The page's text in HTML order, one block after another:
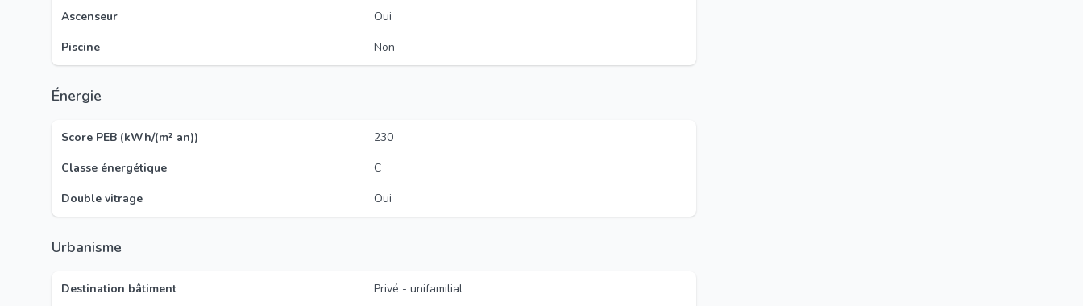
Ascenseur
Oui
Piscine
Non
Énergie
Score PEB (kWh/(m² an))
230
Classe énergétique
C
Double vitrage
Oui
Urbanisme
Destination bâtiment
Privé - unifamilial